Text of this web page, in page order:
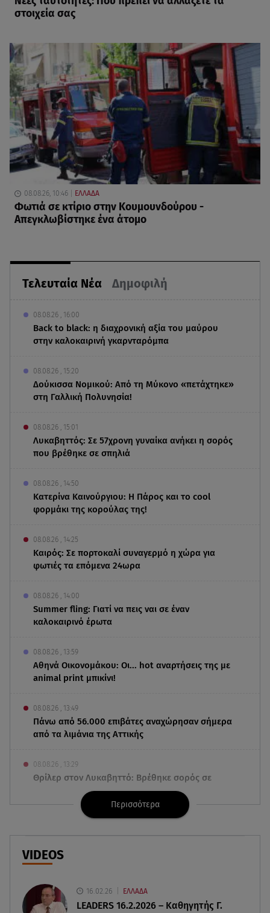
Τελευταία Νέα Δημοφιλή
08.08.26 , 16:00
Back to black: η διαχρονική αξία του μαύρου
στην καλοκαιρινή γκαρνταρόμπα
08.08.26 , 15:20
Δούκισσα Νομικού: Από τη Μύκονο «πετάχτηκε»
στη Γαλλική Πολυνησία!
08.08.26 , 15:01
Λυκαβηττός: Σε 57χρονη γυναίκα ανήκει η σορός
που βρέθηκε σε σπηλιά
08.08.26 , 14:50
Κατερίνα Καινούργιου: Η Πάρος και το cool
φορμάκι της κορούλας της!
08.08.26 , 14:25
Καιρός: Σε πορτοκαλί συναγερμό η χώρα για
φωτιές τα επόμενα 24ωρα
08.08.26 , 14:00
Summer fling: Γιατί να πεις ναι σε έναν
καλοκαιρινό έρωτα
08.08.26 , 13:59
Αθηνά Οικονομάκου: Οι... hot αναρτήσεις της με
animal print μπικίνι!
08.08.26 , 13:49
Πάνω από 56.000 επιβάτες αναχώρησαν σήμερα
από τα λιμάνια της Αττικής
08.08.26 , 13:29
Θρίλερ στον Λυκαβηττό: Βρέθηκε σορός σε
σπηλιά - Φωτογραφίες από το σημείο
ΑΜΜΟΣ - Η πρώτη ανάγνωση (αναλόγιο) στο
Σέρρες: Απόσπαση προσοχής ή απειρία πίσω από
το φονικό τροχαίο
Περισσότερα
VIDEOS
16.02.26 ΕΛΛΑΔΑ
LEADERS 16.2.2026 – Καθηγητής Γ.
στοιχεία σας
08.08.26, 10:46 ΕΛΛΑΔΑ
Φωτιά σε κτίριο στην Κουμουνδούρου -
Απεγκλωβίστηκε ένα άτομο